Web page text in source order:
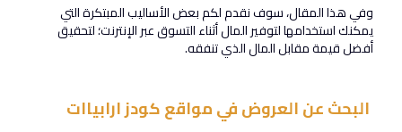
وفي هذا المقال، سوف نقدم لكم بعض الأساليب المبتكرة التي
يمكنك استخدامها لتوفير المال أثناء التسوق عبر الإنترنت؛ لتحقيق
أفضل قيمة مقابل المال الذي تنفقه.
البحث عن العروض في مواقع كودز ارابياات